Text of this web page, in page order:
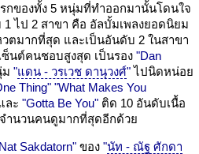
กของทั้ง 5 หนุ่มที่ทำออกมานั้นโดนใจ
ไป 2 สาขา คือ อัลบั้มเพลงยอดนิยม
มากที่สุด และเป็นอันดับ 2 ในสาขา
ซ็นต์คนชอบสูงสุด เป็นรอง "Dan
ม "แดน - วรเวช ดานุวงศ์"ไปนิดหน่อย
Thing" "What Makes You
ละ "Gotta Be You" ติด 10 อันดับเนื้อ
ำนวนคนดูมากที่สุดอีกด้วย
Sakdatorn" ของ "นัท - ณัฐ ศักดา